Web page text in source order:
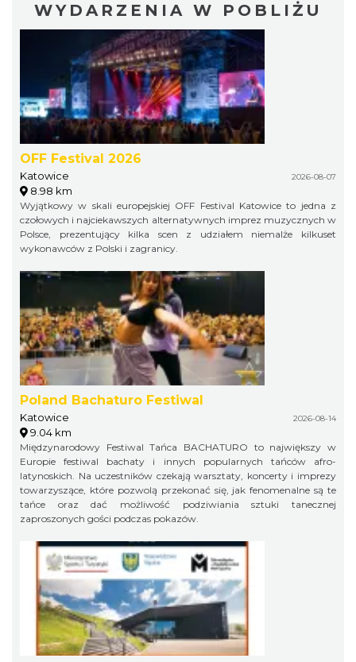
WYDARZENIA W POBLIŻU
OFF Festival 2026
Katowice 2026-08-07
8.98 km
Wyjątkowy w skali europejskiej OFF Festival Katowice to jedna z
czołowych i najciekawszych alternatywnych imprez muzycznych w
Polsce, prezentujący kilka scen z udziałem niemalże kilkuset
wykonawców z Polski i zagranicy.
Poland Bachaturo Festiwal
Katowice 2026-08-14
9.04 km
Międzynarodowy Festiwal Tańca BACHATURO to największy w
Europie festiwal bachaty i innych popularnych tańców afro-
latynoskich. Na uczestników czekają warsztaty, koncerty i imprezy
towarzyszące, które pozwolą przekonać się, jak fenomenalne są te
tańce oraz dać możliwość podziwiania sztuki tanecznej
zaproszonych gości podczas pokazów.